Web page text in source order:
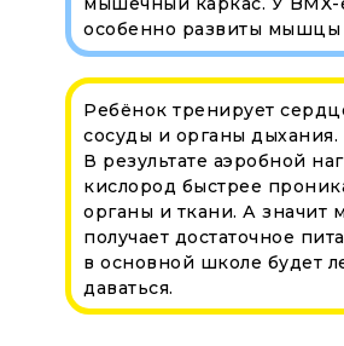
Ребёнок тренирует
сосуды и органы дыхания.
В результате аэробной
кислород быстрее
органы и ткани. А значит
получает достаточное
в основной школе будет
даваться.
особенно развиты мышцы